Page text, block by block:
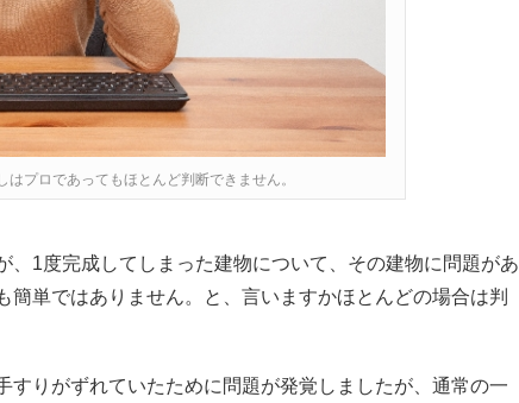
プロであってもほとんど判断できません。
、1度完成してしまった建物について、その建物に問題があ
簡単ではありません。と、言いますかほとんどの場合は判
すりがずれていたために問題が発覚しましたが、通常の一